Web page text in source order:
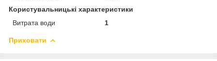
Користувальницькі характеристики
Витрата води
1
Приховати